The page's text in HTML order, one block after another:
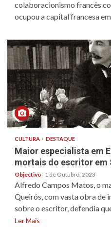
colaboracionismo francês
ocupou a capital francesa
CULTURA DESTAQUE
Maior especialista em
mortais do escritor em
Objectivo 1 de Outubro, 2023
Alfredo Campos Matos, o
Queirós, com vasta obra de
sobre o escritor, defendia
Ler Mais